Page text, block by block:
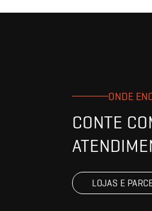
ONDE
CONTE
LOJAS E